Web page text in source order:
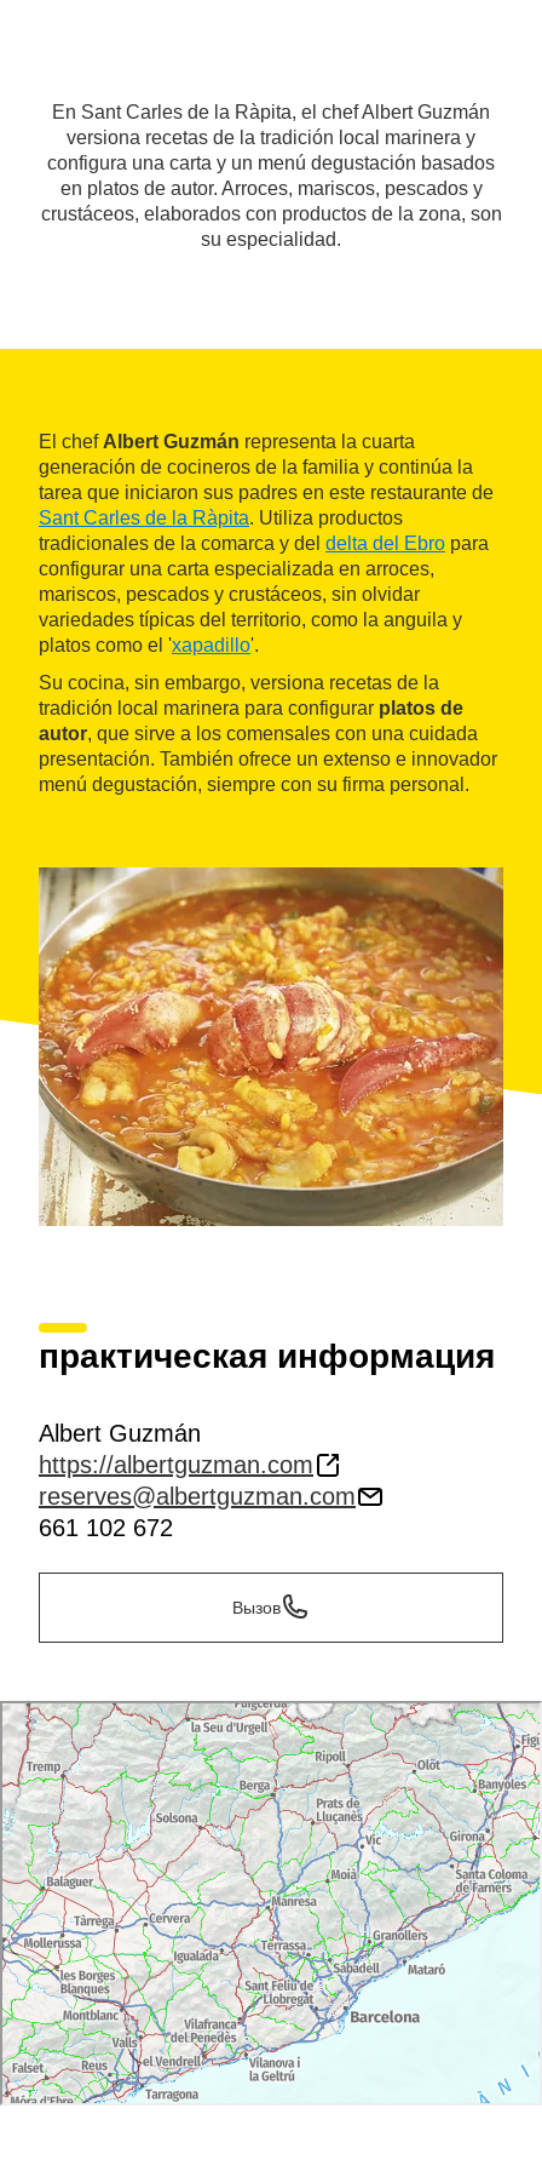
En Sant Carles de la Ràpita, el chef Albert Guzmán
versiona recetas de la tradición local marinera y
configura una carta y un menú degustación basados
en platos de autor. Arroces, mariscos, pescados y
crustáceos, elaborados con productos de la zona, son
su especialidad.
El chef Albert Guzmán representa la cuarta
generación de cocineros de la familia y continúa la
tarea que iniciaron sus padres en este restaurante de
Sant Carles de la Ràpita. Utiliza productos
tradicionales de la comarca y del delta del Ebro para
configurar una carta especializada en arroces,
mariscos, pescados y crustáceos, sin olvidar
variedades típicas del territorio, como la anguila y
platos como el 'xapadillo'.
Su cocina, sin embargo, versiona recetas de la
tradición local marinera para configurar platos de
autor, que sirve a los comensales con una cuidada
presentación. También ofrece un extenso e innovador
menú degustación, siempre con su firma personal.
практическая информация
Albert Guzmán
https://albertguzman.com
reserves@albertguzman.com
661 102 672
Вызов